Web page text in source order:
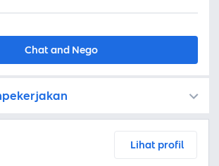
Chat and Nego
Lihat profil